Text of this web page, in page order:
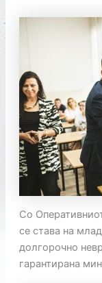
Со
се става на
долгорочно
гарантирана